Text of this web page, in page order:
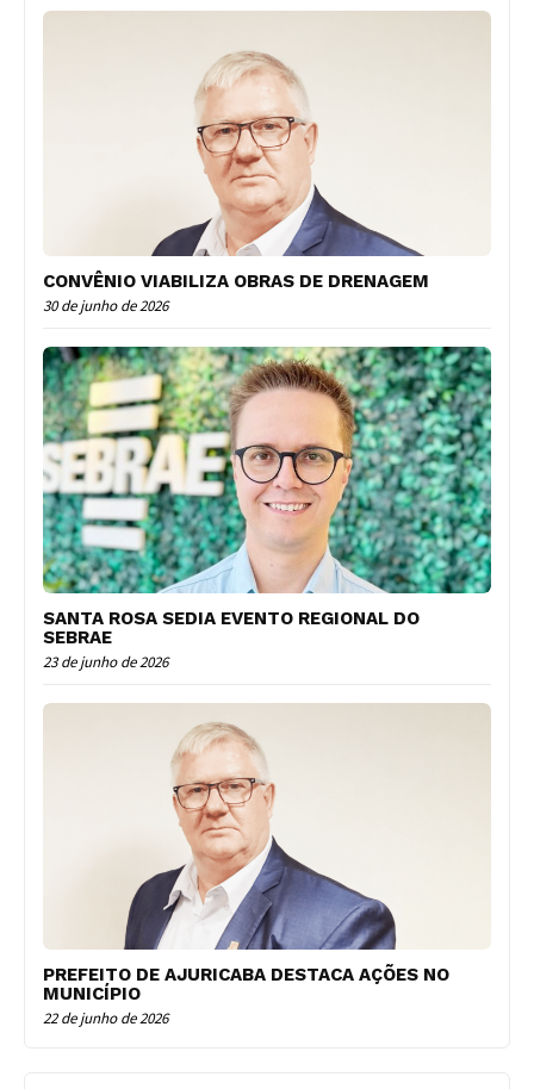
CONVÊNIO VIABILIZA OBRAS DE DRENAGEM
30 de junho de 2026
SANTA ROSA SEDIA EVENTO REGIONAL DO
SEBRAE
23 de junho de 2026
PREFEITO DE AJURICABA DESTACA AÇÕES NO
MUNICÍPIO
22 de junho de 2026